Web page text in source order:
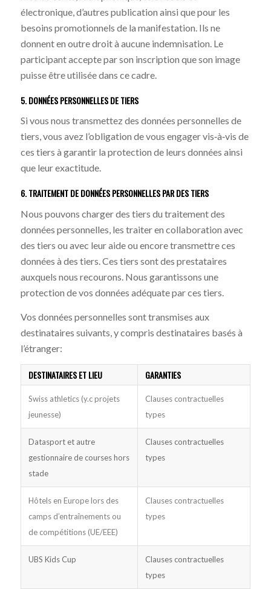
électronique, d’autres publication ainsi que pour les
besoins promotionnels de la manifestation. Ils ne
donnent en outre droit à aucune indemnisation. Le
participant accepte par son inscription que son image
puisse être utilisée dans ce cadre.
5. DONNÉES PERSONNELLES DE TIERS
Si vous nous transmettez des données personnelles de
tiers, vous avez l’obligation de vous engager vis‐à‐vis de
ces tiers à garantir la protection de leurs données ainsi
que leur exactitude.
6. TRAITEMENT DE DONNÉES PERSONNELLES PAR DES TIERS
Nous pouvons charger des tiers du traitement des
données personnelles, les traiter en collaboration avec
des tiers ou avec leur aide ou encore transmettre ces
données à des tiers. Ces tiers sont des prestataires
auxquels nous recourons. Nous garantissons une
protection de vos données adéquate par ces tiers.
Vos données personnelles sont transmises aux
destinataires suivants, y compris destinataires basés à
l’étranger:
DESTINATAIRES ET LIEU GARANTIES
Swiss athletics (y.c projets
jeunesse)
Clauses contractuelles
types
Datasport et autre
gestionnaire de courses hors
stade
Clauses contractuelles
types
Hôtels en Europe lors des
camps d’entraînements ou
de compétitions (UE/EEE)
Clauses contractuelles
types
UBS Kids Cup
Clauses contractuelles
types